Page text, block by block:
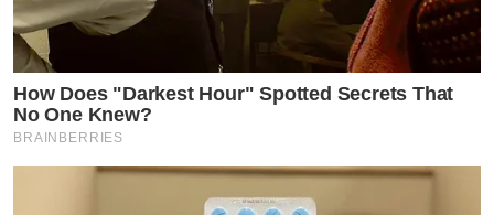
How Does "Darkest Hour" Spotted Secrets That
No One Knew?
BRAINBERRIES